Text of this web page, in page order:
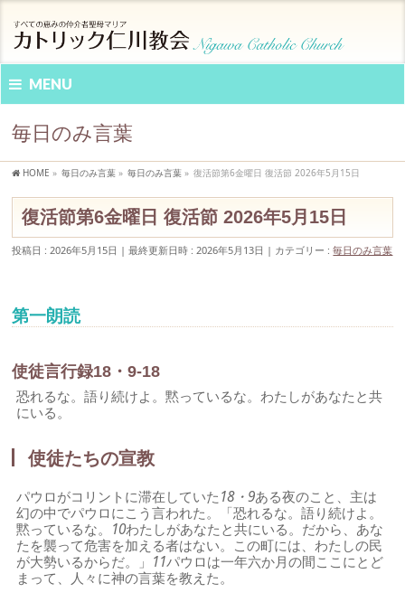
MENU
毎日のみ言葉
HOME » 毎日のみ言葉 » 毎日のみ言葉 » 復活節第6金曜日 復活節 2026年5月15日
復活節第6金曜日 復活節 2026年5月15日
投稿日 : 2026年5月15日 最終更新日時 : 2026年5月13日 カテゴリー :毎日のみ言葉
第一朗読
使徒言行録18・9-18
恐れるな。語り続けよ。黙っているな。わたしがあなたと共
にいる。
使徒たちの宣教
パウロがコリントに滞在していた18・9ある夜のこと、主は
幻の中でパウロにこう言われた。「恐れるな。語り続けよ。
黙っているな。 10わたしがあなたと共にいる。だから、あな
たを襲って危害を加える者はない。この町には、わたしの民
が大勢いるからだ。」 11パウロは一年六か月の間ここにとど
まって、人々に神の言葉を教えた。